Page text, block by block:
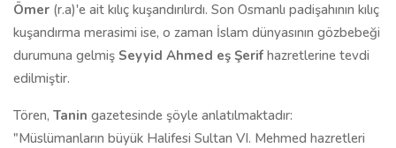
Ömer (r.a)'e ait kılıç kuşandırılırdı. Son Osmanlı padişahının kılıç
kuşandırma merasimi ise, o zaman İslam dünyasının gözbebeği
durumuna gelmiş Seyyid Ahmed eş Şerifhazretlerine tevdi
edilmiştir.
Tören, Tanin gazetesinde şöyle anlatılmaktadır:
"Müslümanların büyük Halifesi Sultan VI. Mehmed hazretleri